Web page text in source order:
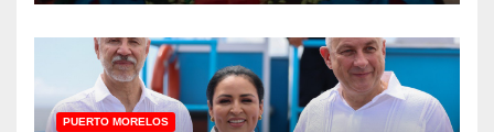
PUERTO MORELOS